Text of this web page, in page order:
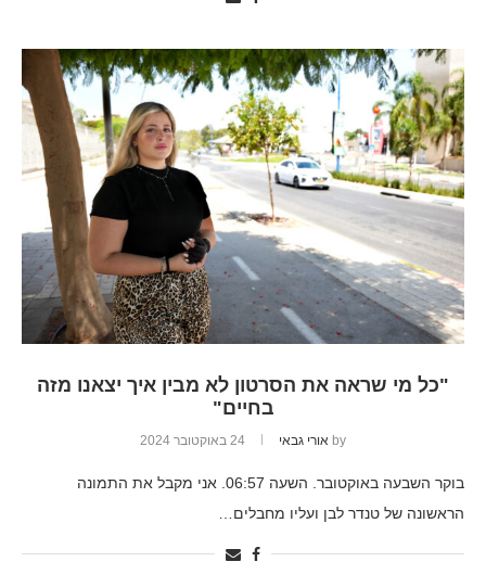
"כל מי שראה את הסרטון לא מבין איך יצאנו מזה
בחיים"
by אורי גבאי 24 באוקטובר 2024
בוקר השבעה באוקטובר. השעה 06:57. אני מקבל את התמונה
הראשונה של טנדר לבן ועליו מחבלים…